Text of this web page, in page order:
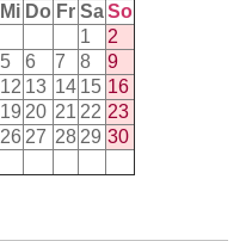
Mi Do Fr SaSo
1
2
5 6 7 8
9
12 13 14 15 16
19 20 21 22 23
26 27 28 29 30